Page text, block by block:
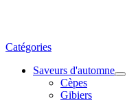
Catégories
Saveurs d'automne
Cèpes
Gibiers